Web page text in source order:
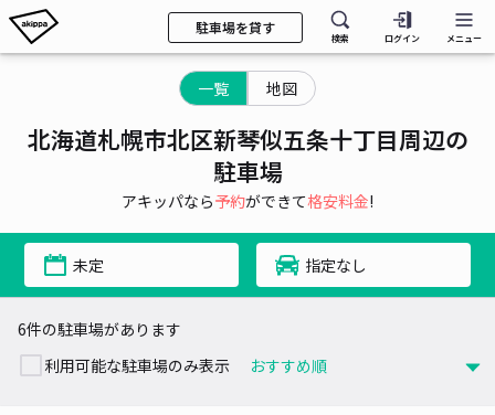
駐車場を貸す
検索 ログイン メニュー
一覧 地図
北海道札幌市北区新琴似五条十丁目周辺の
駐車場
アキッパなら予約ができて格安料金!
未定 指定なし
6件の駐車場があります
利用可能な駐車場のみ表示